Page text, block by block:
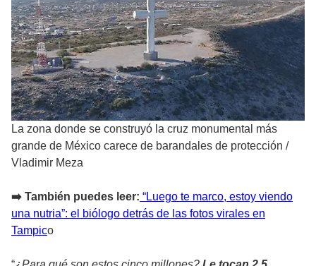
La zona donde se construyó la cruz monumental más
grande de México carece de barandales de protección /
Vladimir Meza
➡️ También puedes leer: “Luego te marco, estoy viendo
una nutria”: el biólogo detrás de las fotos virales en
Tampico